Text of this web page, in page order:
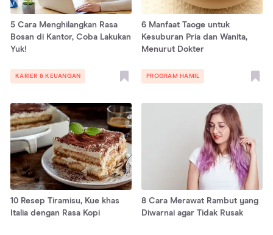
5 Cara Menghilangkan Rasa
Bosan di Kantor, Coba Lakukan
Yuk!
KARIER & KEUANGAN
6 Manfaat Taoge untuk
Kesuburan Pria dan Wanita,
Menurut Dokter
PROGRAM HAMIL
10 Resep Tiramisu, Kue khas
Italia dengan Rasa Kopi
8 Cara Merawat Rambut yang
Diwarnai agar Tidak Rusak